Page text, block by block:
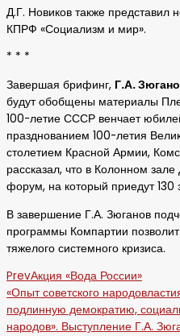
Д.Г. Новиков также представил
КПРФ «Социализм и мир».
* * *
Завершая брифинг, Г.А.
будут обобщены материалы
100-летие СССР венчает
празднованием 100-летия
столетием Красной Армии,
рассказал, что в Колонном
форум, на который приедут 130
В завершение Г.А. Зюганов
программы Компартии
тяжелого системного кризиса.
PrevАкция «Вода России»
«Опыт советского
подлинную демократию,
народов». Выступление Г.А.